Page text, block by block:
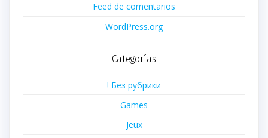
Feed de comentarios
WordPress.org
Categorías
! Без рубрики
Games
Jeux